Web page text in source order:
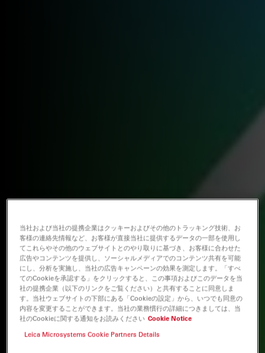
当社および当社の提携企業はクッキーおよびその他のトラッキング技術、お
客様の連絡先情報など、お客様が直接当社に提供するデータの一部を使用し
てこれらやその他のウェブサイトとのやり取りに基づき、お客様に合わせた
広告やコンテンツを提供し、ソーシャルメディアでのコンテンツ共有を可能
にし、分析を実施し、当社の広告キャンペーンの効果を測定します。「すべ
てのCookieを承認する」をクリックすると、この事項およびこのデータを当
社の提携企業（以下のリンクをご覧ください）と共有することに同意しま
す。当社ウェブサイトの下部にある「Cookieの設定」から、いつでも同意の
内容を変更することができます。当社の業務慣行の詳細につきましては、当
社のCookieに関する通知をお読みください Cookie Notice
Leica Microsystems Cookie Partners Details